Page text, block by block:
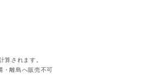
算されます。
・離島へ販売不可